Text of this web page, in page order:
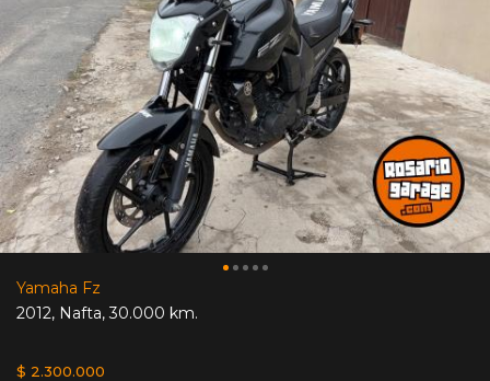
Yamaha Fz
2012, Nafta,30.000 km.
$ 2.300.000